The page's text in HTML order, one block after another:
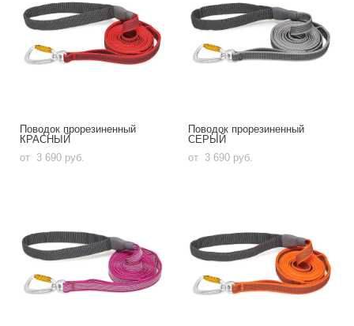
Поводок прорезиненный
КРАСНЫЙ
от 3 690 pуб.
Поводок прорезиненный
СЕРЫЙ
от 3 690 pуб.